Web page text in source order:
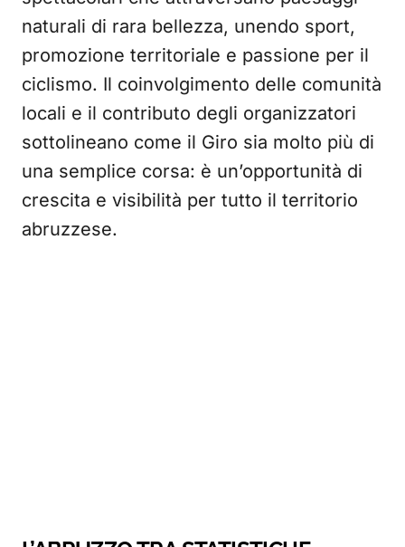
naturali di rara bellezza, unendo sport,
promozione territoriale e passione per il
ciclismo. Il coinvolgimento delle comunità
locali e il contributo degli organizzatori
sottolineano come il Giro sia molto più di
una semplice corsa: è un’opportunità di
crescita e visibilità per tutto il territorio
abruzzese.